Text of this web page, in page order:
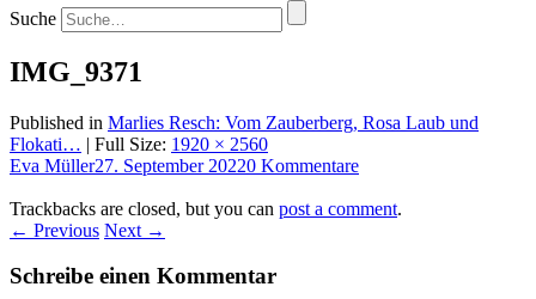
Suche
IMG_9371
Published in Marlies Resch: Vom Zauberberg, Rosa Laub und
Flokati… | Full Size: 1920 × 2560
Eva Müller27. September 20220 Kommentare
Trackbacks are closed, but you can post a comment.
← Previous Next →
Schreibe einen Kommentar